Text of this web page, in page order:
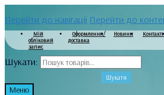
Перейти до навігації Перейти до
Мій
обліковий
запис
Оформлення/
доставка
Новини
Шукати:
Шукати
Меню